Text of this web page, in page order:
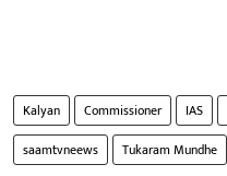
Kalyan Commissioner IAS
saamtvneews
Tukaram Mundhe